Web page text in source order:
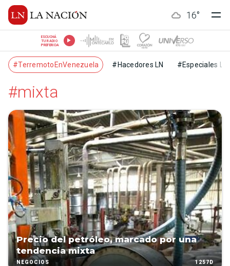
16°
ESCUCHÁ
TU RADIO
PREFERIDA
#TerremotoEnVenezuela #Hacedores LN #Especiales LN
#mixta
Precio del petróleo, marcado por una
tendencia mixta
NEGOCIOS 1257D